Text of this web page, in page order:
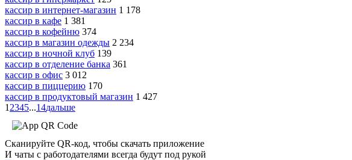
кассир в интернет-магазин 1 178
кассир в кафе 1 381
кассир в кофейню 374
кассир в магазин одежды 2 234
кассир в ночной клуб 139
кассир в отделение банка 361
кассир в офис 3 012
кассир в пиццерию 170
кассир в продуктовый магазин 1 427
1 2345...14дальше
Сканируйте QR-код, чтобы скачать приложение
И чаты с работодателями всегда будут под рукой